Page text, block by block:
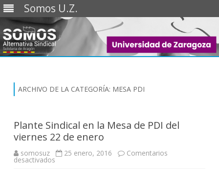
Somos U.Z.
Saltar
ARCHIVO DE LA CATEGORÍA: MESA PDI
Plante Sindical en la Mesa de PDI del
viernes 22 de enero
somosuz 25 enero, 2016 Comentarios
desactivadosen